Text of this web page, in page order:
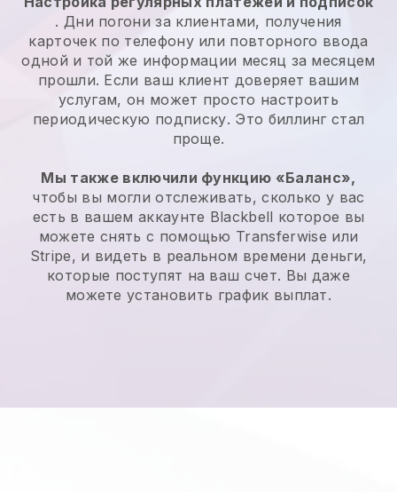
. Дни погони за клиентами, получения
карточек по телефону или повторного ввода
одной и той же информации месяц за месяцем
прошли. Если ваш клиент доверяет вашим
услугам, он может просто настроить
периодическую подписку. Это биллинг стал
проще.
Мы также включили функцию «Баланс»,
чтобы вы могли отслеживать, сколько у вас
есть в вашем аккаунте Blackbell которое вы
можете снять с помощью Transferwise или
Stripe, и видеть в реальном времени деньги,
которые поступят на ваш счет. Вы даже
можете установить график выплат.